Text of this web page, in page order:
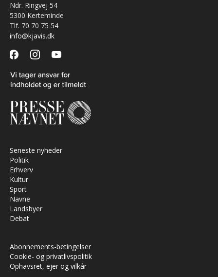
Ndr. Ringvej 54
5300 Kerteminde
Tlf. 70 70 75 54
info@kjavis.dk
facebookinstagramyoutube
Seneste nyheder
Politik
Erhverv
Kultur
Sport
Navne
Landsbyer
Debat
Abonnements-betingelser
Cookie- og privatlivspolitik
Ophavsret, ejer og vilkår